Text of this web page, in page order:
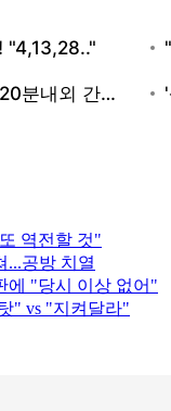
역전할 것"
...공방 치열
에 "당시 이상 없어"
" vs "지켜달라"